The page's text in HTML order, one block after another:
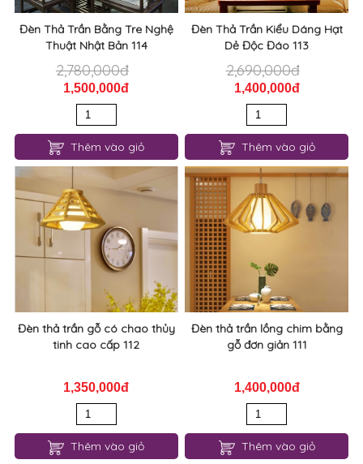
Đèn Thả Trần Bằng Tre Nghệ
Thuật Nhật Bản 114
2,780,000đ
1,500,000đ
Thêm vào giỏ
Đèn Thả Trần Kiểu Dáng Hạt
Dẻ Độc Đáo 113
2,690,000đ
1,400,000đ
Thêm vào giỏ
Đèn thả trần gỗ có chao thủy
tinh cao cấp 112
1,350,000đ
Thêm vào giỏ
Đèn thả trần lồng chim bằng
gỗ đơn giản 111
1,400,000đ
Thêm vào giỏ